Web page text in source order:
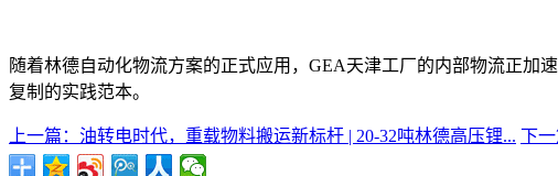
随着林德自动化物流方案的正式应用，GEA天津工厂的内部物流正加
复制的实践范本。
上一篇：油转电时代，重载物料搬运新标杆 | 20-32吨林德高压锂... 下